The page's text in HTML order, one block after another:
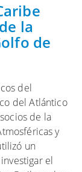
la
de
del
del Atlántico
de la
y
un
el